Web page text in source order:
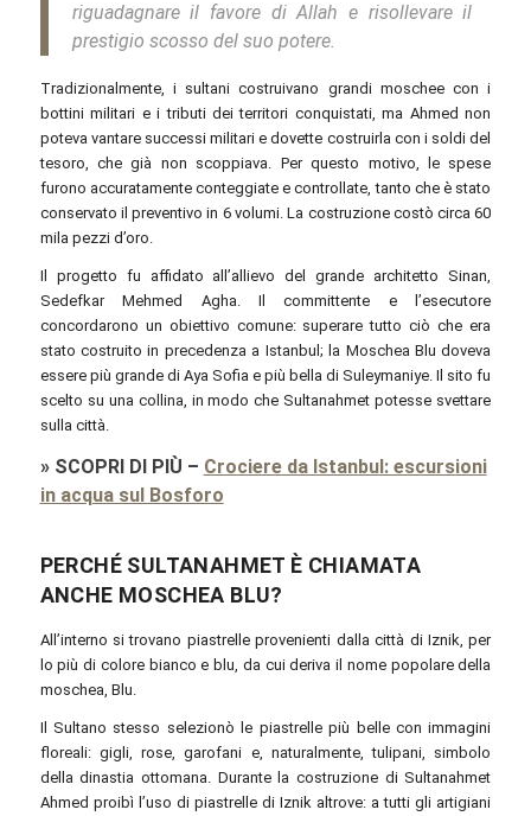
riguadagnare il favore di Allah e risollevare il
prestigio scosso del suo potere.
Tradizionalmente, i sultani costruivano grandi moschee con i
bottini militari e i tributi dei territori conquistati, ma Ahmed non
poteva vantare successi militari e dovette costruirla con i soldi del
tesoro, che già non scoppiava. Per questo motivo, le spese
furono accuratamente conteggiate e controllate, tanto che è stato
conservato il preventivo in 6 volumi. La costruzione costò circa 60
mila pezzi d’oro.
Il progetto fu affidato all’allievo del grande architetto Sinan,
Sedefkar Mehmed Agha. Il committente e l’esecutore
concordarono un obiettivo comune: superare tutto ciò che era
stato costruito in precedenza a Istanbul; la Moschea Blu doveva
essere più grande di Aya Sofia e più bella di Suleymaniye. Il sito fu
scelto su una collina, in modo che Sultanahmet potesse svettare
sulla città.
» SCOPRI DI PIÙ – Crociere da Istanbul: escursioni
in acqua sul Bosforo
PERCHÉ SULTANAHMET È CHIAMATA
ANCHE MOSCHEA BLU?
All’interno si trovano piastrelle provenienti dalla città di Iznik, per
lo più di colore bianco e blu, da cui deriva il nome popolare della
moschea, Blu.
Il Sultano stesso selezionò le piastrelle più belle con immagini
floreali: gigli, rose, garofani e, naturalmente, tulipani, simbolo
della dinastia ottomana. Durante la costruzione di Sultanahmet
Ahmed proibì l’uso di piastrelle di Iznik altrove: a tutti gli artigiani